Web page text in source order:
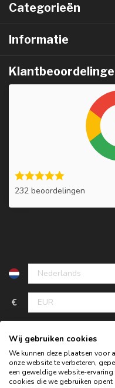
Categorieën
Informatie
232 beoordelingen
€
Wij gebruiken cookies
We kunnen deze plaatsen voor
onze website te verbeteren,
een geweldige website-
cookies die we gebruiken